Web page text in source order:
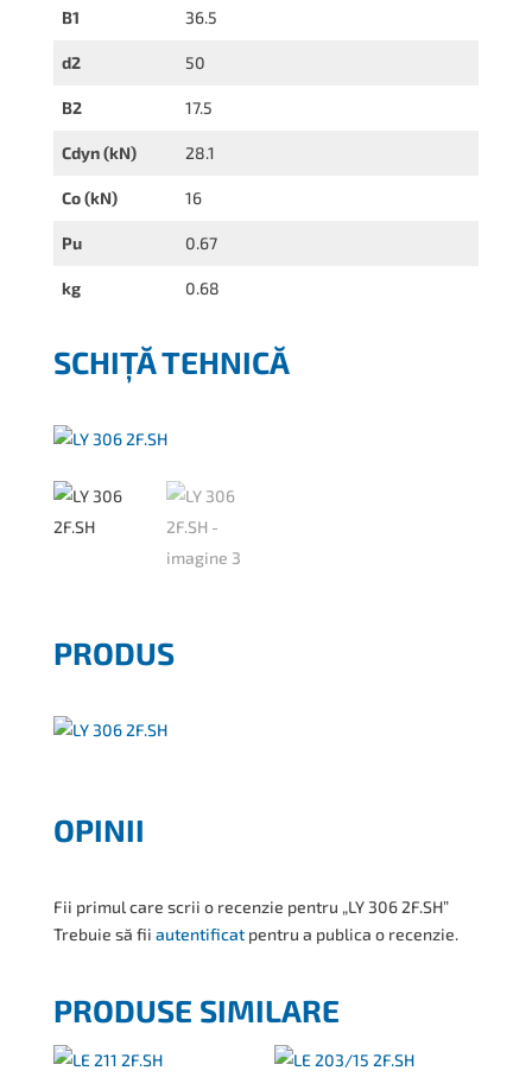
B1 36.5
d2 50
B2 17.5
Cdyn (kN) 28.1
Co (kN) 16
Pu 0.67
kg 0.68
SCHIȚĂ TEHNICĂ
PRODUS
OPINII
Fii primul care scrii o recenzie pentru „LY 306 2F.SH”
Trebuie să fii autentificatpentru a publica o recenzie.
PRODUSE SIMILARE